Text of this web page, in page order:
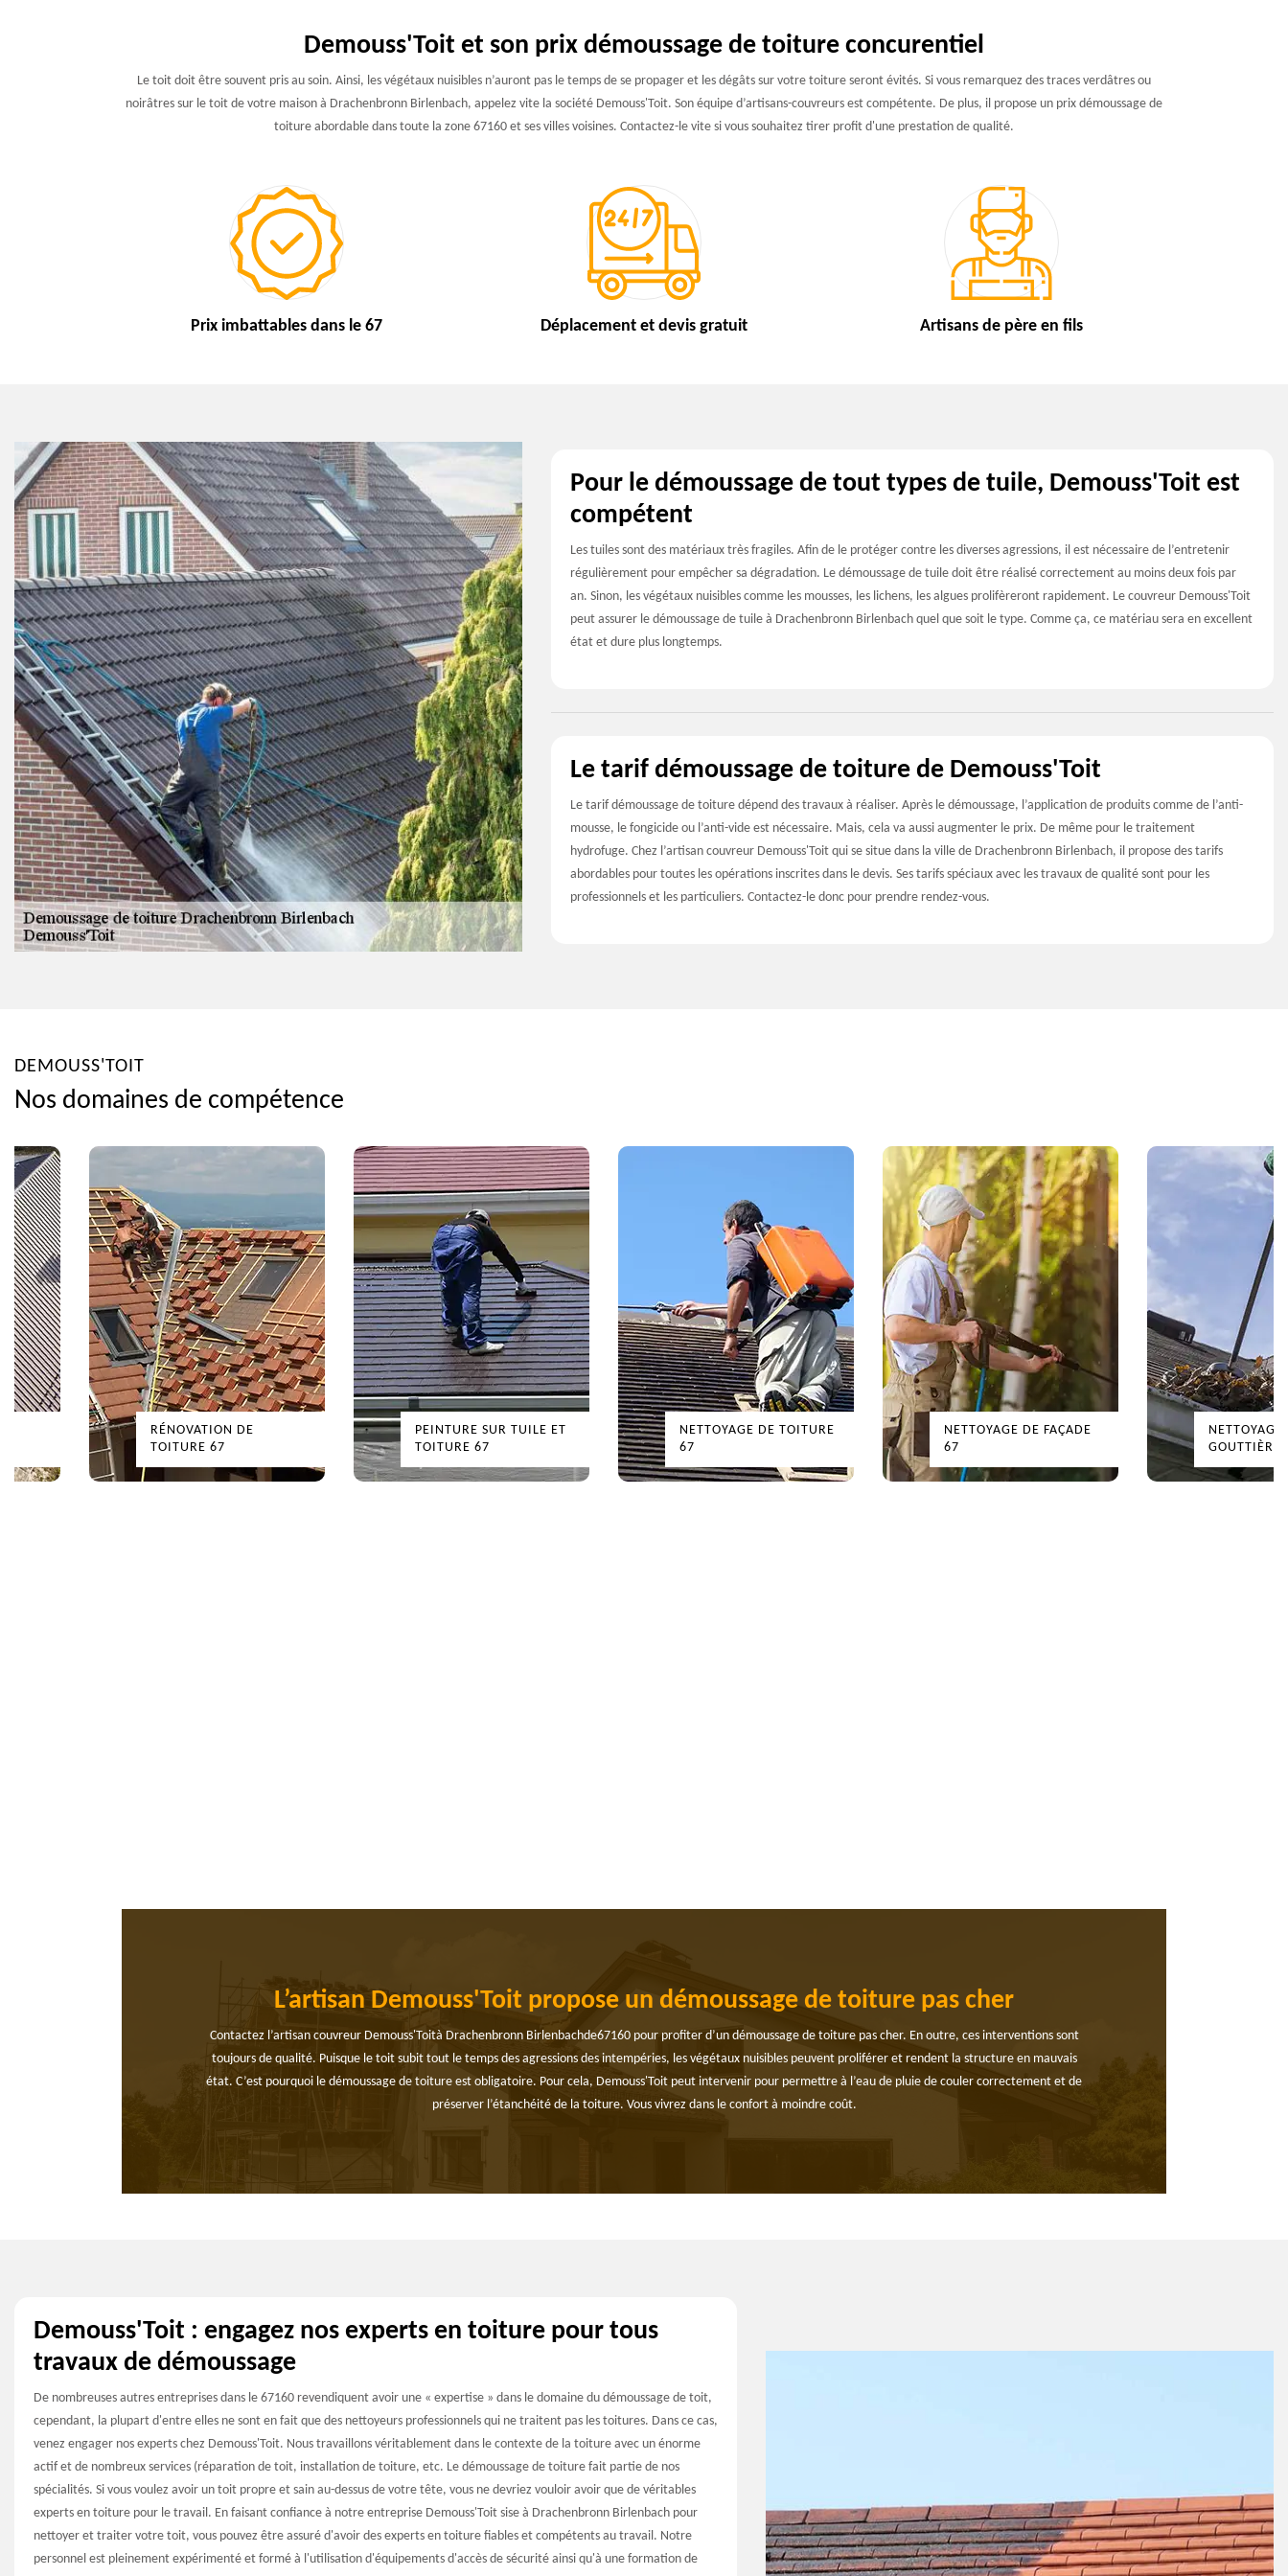
Demouss'Toit et son prix démoussage de toiture concurentiel
Le toit doit être souvent pris au soin. Ainsi, les végétaux nuisibles n’auront pas le temps de se propager et les dégâts sur votre toiture seront évités. Si vous remarquez des traces verdâtres ou
noirâtres sur le toit de votre maison à Drachenbronn Birlenbach, appelez vite la société Demouss'Toit. Son équipe d’artisans-couvreurs est compétente. De plus, il propose un prix démoussage de
toiture abordable dans toute la zone 67160 et ses villes voisines. Contactez-le vite si vous souhaitez tirer profit d'une prestation de qualité.
Prix imbattables dans le 67 Déplacement et devis gratuit Artisans de père en fils
Pour le démoussage de tout types de tuile, Demouss'Toit est
compétent
Les tuiles sont des matériaux très fragiles. Afin de le protéger contre les diverses agressions, il est nécessaire de l’entretenir
régulièrement pour empêcher sa dégradation. Le démoussage de tuile doit être réalisé correctement au moins deux fois par
an. Sinon, les végétaux nuisibles comme les mousses, les lichens, les algues prolifèreront rapidement. Le couvreur Demouss'Toit
peut assurer le démoussage de tuile à Drachenbronn Birlenbach quel que soit le type. Comme ça, ce matériau sera en excellent
état et dure plus longtemps.
Le tarif démoussage de toiture de Demouss'Toit
Le tarif démoussage de toiture dépend des travaux à réaliser. Après le démoussage, l’application de produits comme de l’anti-
mousse, le fongicide ou l’anti-vide est nécessaire. Mais, cela va aussi augmenter le prix. De même pour le traitement
hydrofuge. Chez l’artisan couvreur Demouss'Toit qui se situe dans la ville de Drachenbronn Birlenbach, il propose des tarifs
abordables pour toutes les opérations inscrites dans le devis. Ses tarifs spéciaux avec les travaux de qualité sont pour les
professionnels et les particuliers. Contactez-le donc pour prendre rendez-vous.
DEMOUSS'TOIT
Nos domaines de compétence
RÉNOVATION DE
TOITURE 67
PEINTURE SUR TUILE ET
TOITURE 67
NETTOYAGE DE TOITURE
67
NETTOYAGE DE FAÇADE
67
NETTOYAGE
L’artisan Demouss'Toit propose un démoussage de toiture pas cher
Contactez l’artisan couvreur Demouss'Toità Drachenbronn Birlenbachde67160 pour profiter d’un démoussage de toiture pas cher. En outre, ces interventions sont
toujours de qualité. Puisque le toit subit tout le temps des agressions des intempéries, les végétaux nuisibles peuvent proliférer et rendent la structure en mauvais
état. C’est pourquoi le démoussage de toiture est obligatoire. Pour cela, Demouss'Toit peut intervenir pour permettre à l’eau de pluie de couler correctement et de
préserver l’étanchéité de la toiture. Vous vivrez dans le confort à moindre coût.
Demouss'Toit : engagez nos experts en toiture pour tous
travaux de démoussage
De nombreuses autres entreprises dans le 67160 revendiquent avoir une « expertise » dans le domaine du démoussage de toit,
cependant, la plupart d'entre elles ne sont en fait que des nettoyeurs professionnels qui ne traitent pas les toitures. Dans ce cas,
venez engager nos experts chez Demouss'Toit. Nous travaillons véritablement dans le contexte de la toiture avec un énorme
actif et de nombreux services (réparation de toit, installation de toiture, etc. Le démoussage de toiture fait partie de nos
spécialités. Si vous voulez avoir un toit propre et sain au-dessus de votre tête, vous ne devriez vouloir avoir que de véritables
experts en toiture pour le travail. En faisant confiance à notre entreprise Demouss'Toit sise à Drachenbronn Birlenbach pour
nettoyer et traiter votre toit, vous pouvez être assuré d'avoir des experts en toiture fiables et compétents au travail. Notre
personnel est pleinement expérimenté et formé à l'utilisation d'équipements d'accès de sécurité ainsi qu'à une formation de